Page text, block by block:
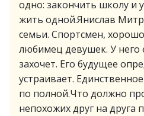
одно: закончить школу и
жить одной.Янислав
семьи. Спортсмен, хорошо
любимец девушек. У него
захочет. Его будущее
устраивает.
по полной.Что должно
непохожих друг на друга